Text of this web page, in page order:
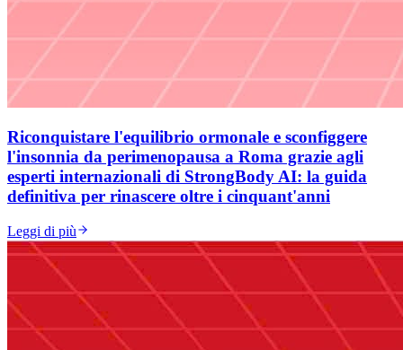
Riconquistare l'equilibrio ormonale e sconfiggere
l'insonnia da perimenopausa a Roma grazie agli
esperti internazionali di StrongBody AI: la guida
definitiva per rinascere oltre i cinquant'anni
Leggi di più